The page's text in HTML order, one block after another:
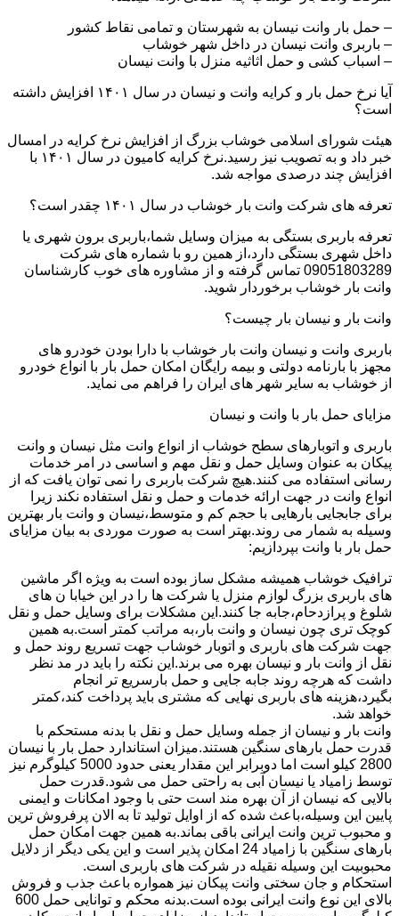
– حمل بار وانت نیسان به شهرستان و تمامی نقاط کشور
– باربری وانت نیسان در داخل شهر خوشاب
– اسباب کشی و حمل اثاثیه منزل با وانت نیسان
آیا نرخ حمل بار و کرایه وانت و نیسان در سال ۱۴۰۱ افزایش داشته
است؟
هیئت شورای اسلامی خوشاب بزرگ از افزایش نرخ کرایه در امسال
خبر داد و به تصویب نیز رسید.نرخ کرایه کامیون در سال ۱۴۰۱ با
افزایش چند درصدی مواجه شد.
تعرفه های شرکت وانت بار خوشاب در سال ۱۴۰۱ چقدر است؟
تعرفه باربری بستگی به میزان وسایل شما،باربری برون شهری یا
داخل شهری بستگی دارد،از همین رو با شماره های شرکت
09051803289 تماس گرفته و از مشاوره های خوب کارشناسان
وانت بار خوشاب برخوردار شوید.
وانت بار و نیسان بار چیست؟
باربری وانت و نیسان وانت بار خوشاب با دارا بودن خودرو های
مجهز با بارنامه دولتی و بیمه رایگان امکان حمل بار با انواع خودرو
از خوشاب به سایر شهر های ایران را فراهم می نماید.
مزایای حمل بار با وانت و نیسان
باربری و اتوبارهای سطح خوشاب از انواع وانت مثل نیسان و وانت
پیکان به عنوان وسایل حمل و نقل مهم و اساسی در امر خدمات
رسانی استفاده می کنند.هیچ شرکت باربری را نمی توان یافت که از
انواع وانت در جهت ارائه خدمات و حمل و نقل استفاده نکند زیرا
برای جابجایی بارهایی با حجم کم و متوسط،نیسان و وانت بار بهترین
وسیله به شمار می روند.بهتر است به صورت موردی به بیان مزایای
حمل بار با وانت بپردازیم:
ترافیک خوشاب همیشه مشکل ساز بوده است به ویژه اگر ماشین
های باربری بزرگ لوازم منزل یا شرکت ها را در این خیابا ن های
شلوغ و پرازدحام،جابه جا کنند.این مشکلات برای وسایل حمل و نقل
کوچک تری چون نیسان و وانت بار،به مراتب کمتر است.به همین
جهت شرکت های باربری و اتوبار خوشاب جهت تسریع روند حمل و
نقل از وانت بار و نیسان بهره می برند.این نکته را باید در مد نظر
داشت که هرچه روند جابه جایی و حمل بارسریع تر انجام
بگیرد،هزینه های باربری نهایی که مشتری باید پرداخت کند،کمتر
خواهد شد.
وانت بار و نیسان از جمله وسایل حمل و نقل با بدنه مستحکم با
قدرت حمل بارهای سنگین هستند.میزان استاندارد حمل بار با نیسان
2800 کیلو است اما دوبرابر این مقدار یعنی حدود 5000 کیلوگرم نیز
توسط زامیاد یا نیسان آبی به راحتی حمل می شود.قدرت حمل
بالایی که نیسان از آن بهره مند است حتی با وجود امکانات و ایمنی
پایین این وسیله،باعث شده که از اوایل تولید تا به الان پرفروش ترین
و محبوب ترین وانت ایرانی باقی بماند.به همین جهت امکان حمل
بارهای سنگین با زامیاد 24 امکان پذیر است و این یکی دیگر از دلایل
محبوبیت این وسیله نقیله در شرکت های باربری است.
استحکام و جان سختی وانت پیکان نیز همواره باعث جذب و فروش
بالای این نوع وانت ایرانی بوده است.بدنه محکم و توانایی حمل 600